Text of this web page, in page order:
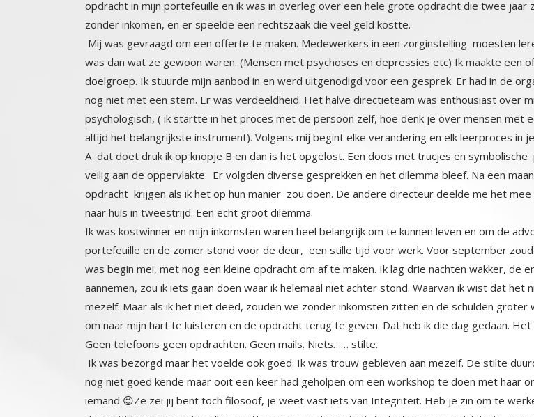
zonder inkomen, en er speelde een rechtszaak die veel geld kostte.
Mij was gevraagd om een offerte te maken. Medewerkers in een zorginstelling moesten
was dan wat ze gewoon waren. (Mensen met psychoses en depressies etc) Ik maakte
doelgroep. Ik stuurde mijn aanbod in en werd uitgenodigd voor een gesprek. Er had in de
nog niet met een stem. Er was verdeeldheid. Het halve directieteam was
psychologisch, ( ik startte in het proces met de persoon zelf, hoe denk je over mensen met
altijd het belangrijkste instrument). Volgens mij begint elke verandering en elk leerproces in
A dat doet druk ik op knopje B en dan is het opgelost. Een doos met trucjes en
veilig aan de oppervlakte. Er volgden diverse gesprekken en het dilemma bleef. Na een
opdracht krijgen als ik het op hun manier zou doen. De andere directeur deelde me het
naar huis in tweestrijd. Een echt groot dilemma.
Ik was kostwinner en mijn inkomsten waren heel belangrijk om te kunnen leven en om de
portefeuille en de zomer stond voor de deur, een stille tijd voor werk. Voor september
was begin mei, met nog een kleine opdracht om af te maken. Ik lag drie nachten wakker,
aannemen, zou ik iets gaan doen waar ik helemaal niet achter stond. Waarvan ik wist dat
mezelf. Maar als ik het niet deed, zouden we zonder inkomsten zitten en de schulden groter
om naar mijn hart te luisteren en de opdracht terug te geven. Dat heb ik die dag gedaan.
Geen telefoons geen opdrachten. Geen mails. Niets…… stilte.
Ik was bezorgd maar het voelde ook goed. Ik was trouw gebleven aan mezelf. De stilte
nog niet goed kende maar ooit een keer had geholpen om een workshop te doen met haar
iemand 😉Ze zei jij bent toch filosoof, je weet vast iets van Integriteit. Heb je zin om te
dagen tijd een concept in elkaar zetten voor een integriteitstraject voor een ministerie, en
de SG en een week later draaide ons programma, en dat werd een uitgebreid
gemeenten door bedrijven. Het werk kwam aan alle kanten binnen en het was boeiend en